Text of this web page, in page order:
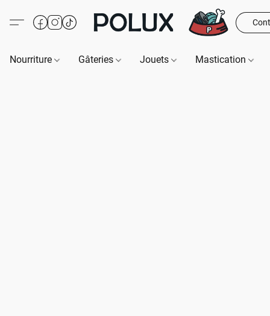
Nourriture Gâteries Jouets Mastication